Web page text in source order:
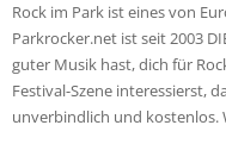
Rock im Park ist eines von
Parkrocker.net ist seit 2003
guter Musik hast, dich für
Festival-Szene interessierst,
unverbindlich und kostenlos.